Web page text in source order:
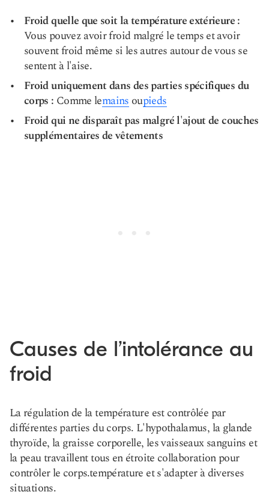
Froid quelle que soit la température extérieure :
Vous pouvez avoir froid malgré le temps et avoir
souvent froid même si les autres autour de vous se
sentent à l'aise.
Froid uniquement dans des parties spécifiques du
corps : Comme lemains oupieds
Froid qui ne disparaît pas malgré l'ajout de couches
supplémentaires de vêtements
Causes de l’intolérance au
froid
La régulation de la température est contrôlée par
différentes parties du corps. L'hypothalamus, la glande
thyroïde, la graisse corporelle, les vaisseaux sanguins et
la peau travaillent tous en étroite collaboration pour
contrôler le corps.température et s'adapter à diverses
situations.